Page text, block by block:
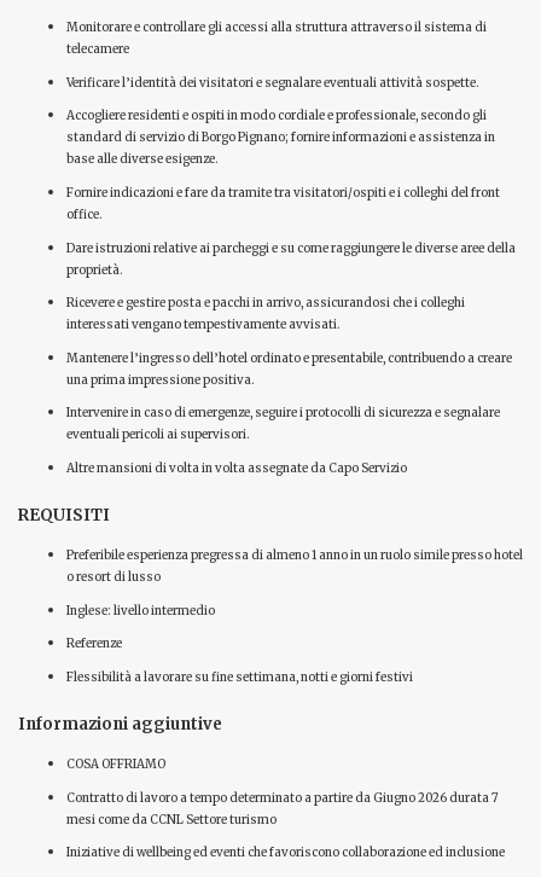
Monitorare e controllare gli accessi alla struttura attraverso il sistema di
telecamere
Verificare l’identità dei visitatori e segnalare eventuali attività sospette.
Accogliere residenti e ospiti in modo cordiale e professionale, secondo gli
standard di servizio di Borgo Pignano; fornire informazioni e assistenza in
base alle diverse esigenze.
Fornire indicazioni e fare da tramite tra visitatori/ospiti e i colleghi del front
office.
Dare istruzioni relative ai parcheggi e su come raggiungere le diverse aree della
proprietà.
Ricevere e gestire posta e pacchi in arrivo, assicurandosi che i colleghi
interessati vengano tempestivamente avvisati.
Mantenere l’ingresso dell’hotel ordinato e presentabile, contribuendo a creare
una prima impressione positiva.
Intervenire in caso di emergenze, seguire i protocolli di sicurezza e segnalare
eventuali pericoli ai supervisori.
Altre mansioni di volta in volta assegnate da Capo Servizio
REQUISITI
Preferibile esperienza pregressa di almeno 1 anno in un ruolo simile presso hotel
o resort di lusso
Inglese: livello intermedio
Referenze
Flessibilità a lavorare su fine settimana, notti e giorni festivi
Informazioni aggiuntive
COSA OFFRIAMO
Contratto di lavoro a tempo determinato a partire da Giugno 2026 durata 7
mesi come da CCNL Settore turismo
Iniziative di wellbeing ed eventi che favoriscono collaborazione ed inclusione